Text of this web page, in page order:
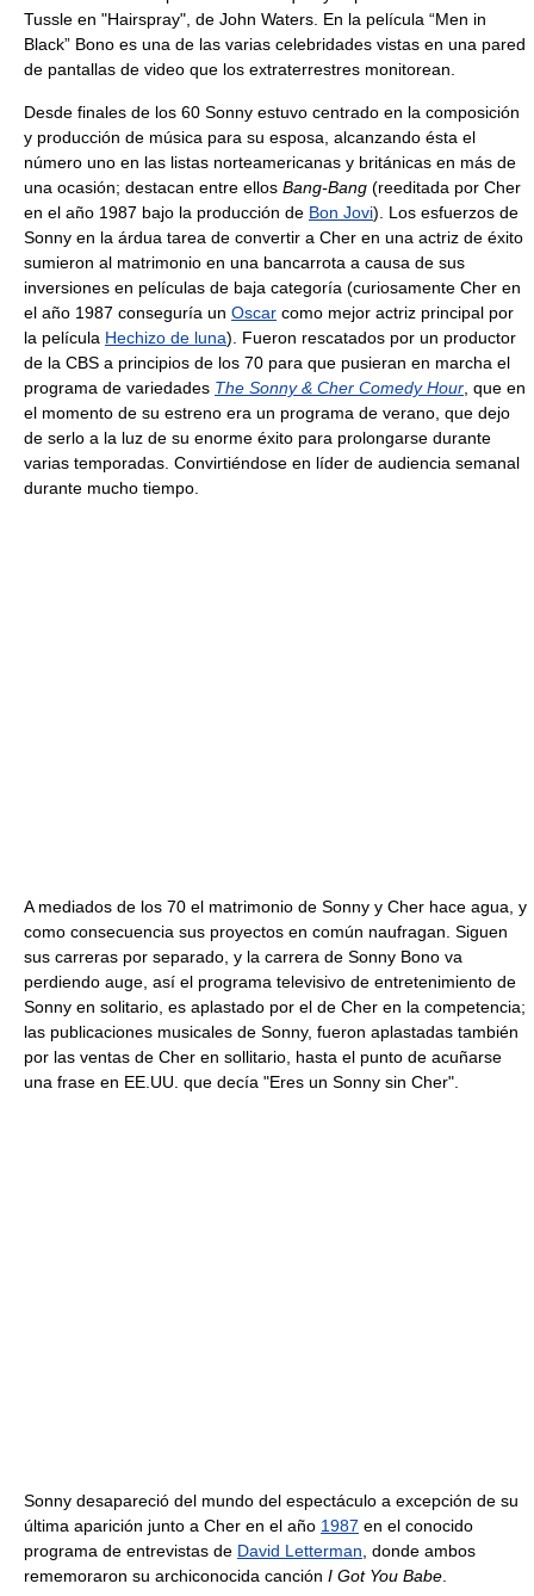
Tussle en "Hairspray", de John Waters. En la película “Men in
Black” Bono es una de las varias celebridades vistas en una pared
de pantallas de video que los extraterrestres monitorean.
Desde finales de los 60 Sonny estuvo centrado en la composición
y producción de música para su esposa, alcanzando ésta el
número uno en las listas norteamericanas y británicas en más de
una ocasión; destacan entre ellos Bang-Bang (reeditada por Cher
en el año 1987 bajo la producción de Bon Jovi). Los esfuerzos de
Sonny en la árdua tarea de convertir a Cher en una actriz de éxito
sumieron al matrimonio en una bancarrota a causa de sus
inversiones en películas de baja categoría (curiosamente Cher en
el año 1987 conseguría un Oscar como mejor actriz principal por
la película Hechizo de luna). Fueron rescatados por un productor
de la CBS a principios de los 70 para que pusieran en marcha el
programa de variedades The Sonny & Cher Comedy Hour , que en
el momento de su estreno era un programa de verano, que dejo
de serlo a la luz de su enorme éxito para prolongarse durante
varias temporadas. Convirtiéndose en líder de audiencia semanal
durante mucho tiempo.
A mediados de los 70 el matrimonio de Sonny y Cher hace agua, y
como consecuencia sus proyectos en común naufragan. Siguen
sus carreras por separado, y la carrera de Sonny Bono va
perdiendo auge, así el programa televisivo de entretenimiento de
Sonny en solitario, es aplastado por el de Cher en la competencia;
las publicaciones musicales de Sonny, fueron aplastadas también
por las ventas de Cher en sollitario, hasta el punto de acuñarse
una frase en EE.UU. que decía "Eres un Sonny sin Cher".
Sonny desapareció del mundo del espectáculo a excepción de su
última aparición junto a Cher en el año 1987 en el conocido
programa de entrevistas de David Letterman , donde ambos
rememoraron su archiconocida canción I Got You Babe